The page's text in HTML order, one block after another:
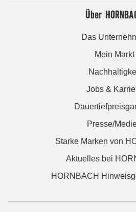
Über
Das
Mein Markt
Jobs &
Presse/
Starke Marken von
Aktuelles bei
HORNBACH